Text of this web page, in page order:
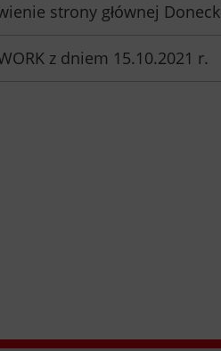
strony głównej Doneck
z dniem 15.10.2021 r.